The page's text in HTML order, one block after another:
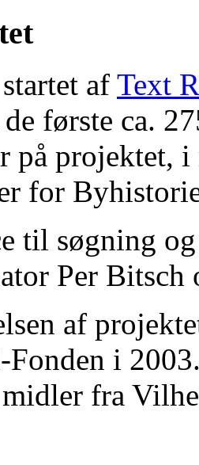
af Text
første ca.
på projektet, i
for
til søgning
Per Bitsch
af
Fonden i
fra